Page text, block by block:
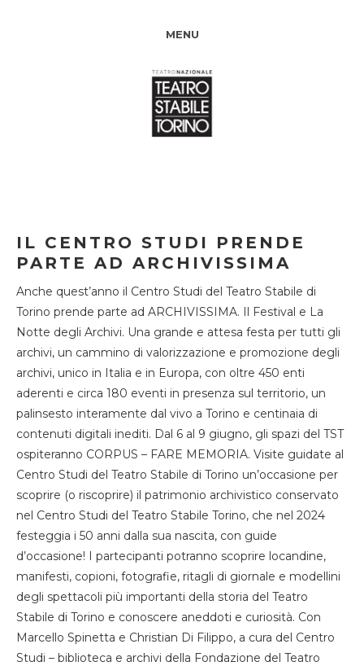
MENU
IL CENTRO STUDI PRENDE
PARTE AD ARCHIVISSIMA
Anche quest’anno il Centro Studi del Teatro Stabile di
Torino prende parte ad ARCHIVISSIMA. Il Festival e La
Notte degli Archivi. Una grande e attesa festa per tutti gli
archivi, un cammino di valorizzazione e promozione degli
archivi, unico in Italia e in Europa, con oltre 450 enti
aderenti e circa 180 eventi in presenza sul territorio, un
palinsesto interamente dal vivo a Torino e centinaia di
contenuti digitali inediti. Dal 6 al 9 giugno, gli spazi del TST
ospiteranno CORPUS – FARE MEMORIA. Visite guidate al
Centro Studi del Teatro Stabile di Torino un’occasione per
scoprire (o riscoprire) il patrimonio archivistico conservato
nel Centro Studi del Teatro Stabile Torino, che nel 2024
festeggia i 50 anni dalla sua nascita, con guide
d’occasione! I partecipanti potranno scoprire locandine,
manifesti, copioni, fotografie, ritagli di giornale e modellini
degli spettacoli più importanti della storia del Teatro
Stabile di Torino e conoscere aneddoti e curiosità. Con
Marcello Spinetta e Christian Di Filippo, a cura del Centro
Studi – biblioteca e archivi della Fondazione del Teatro